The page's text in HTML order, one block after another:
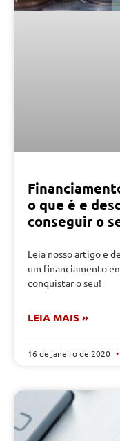
o que é e
conseguir o
Leia nosso artigo e
um financiamento
conquistar o seu!
LEIA MAIS »
16 de janeiro de 2020